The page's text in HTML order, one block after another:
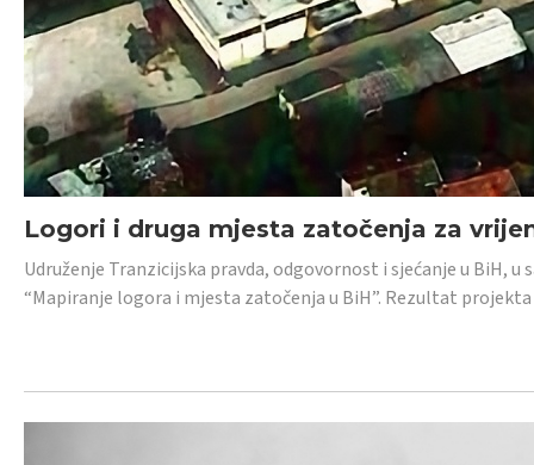
Logori i druga mjesta zatočenja za
Udruženje Tranzicijska pravda, odgovornost i sjećanje u BiH,
“Mapiranje logora i mjesta zatočenja u BiH”. Rezultat